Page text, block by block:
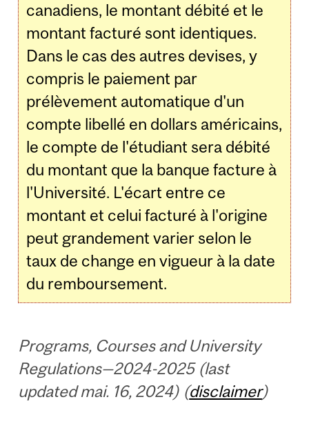
canadiens, le montant débité et le
montant facturé sont identiques.
Dans le cas des autres devises, y
compris le paiement par
prélèvement automatique d'un
compte libellé en dollars américains,
le compte de l'étudiant sera débité
du montant que la banque facture à
l'Université. L'écart entre ce
montant et celui facturé à l'origine
peut grandement varier selon le
taux de change en vigueur à la date
du remboursement.
Programs, Courses and University
Regulations—2024-2025 (last
updated mai. 16, 2024) (disclaimer)